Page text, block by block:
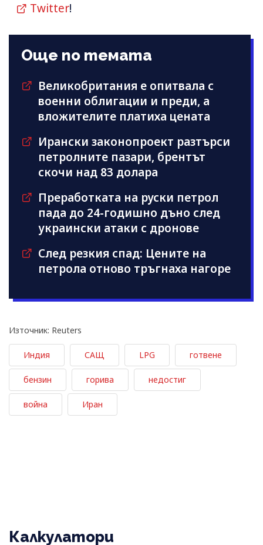
Twitter!
Още по темата
Великобритания е опитвала с
военни облигации и преди, а
вложителите платиха цената
Ирански законопроект разтърси
петролните пазари, брентът
скочи над 83 долара
Преработката на руски петрол
пада до 24-годишно дъно след
украински атаки с дронове
След резкия спад: Цените на
петрола отново тръгнаха нагоре
Източник: Reuters
Индия САЩ LPG готвене
бензин горива недостиг
война Иран
Калкулатори